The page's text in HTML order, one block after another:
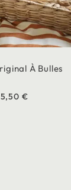
À Bulles
5,50 €